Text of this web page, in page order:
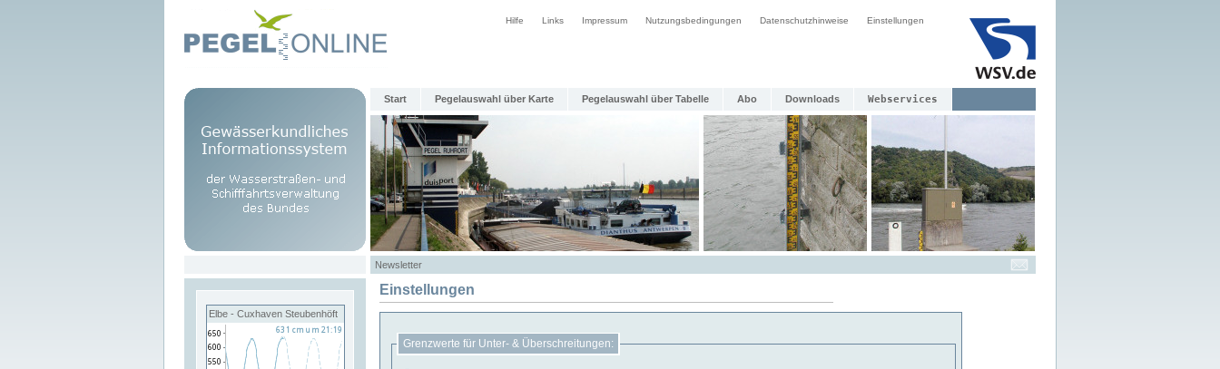
Hilfe Links Impressum Nutzungsbedingungen Datenschutzhinweise Einstellungen
Start Pegelauswahl über Karte Pegelauswahl über Tabelle Abo Downloads Webservices
Newsletter
Elbe - Cuxhaven Steubenhöft
Einstellungen
Grenzwerte für Unter- & Überschreitungen: